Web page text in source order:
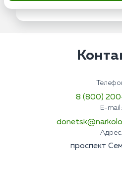
8 (800)
E-mail:
Адрес:
проспект